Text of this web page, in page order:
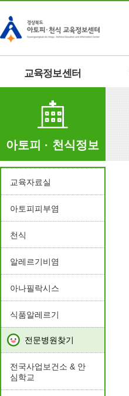
교육정보센터
아토피 · 천식정보
교육자료실
아토피피부염
천식
알레르기비염
아나필락시스
식품알레르기
전문병원찾기
전국사업보건소 & 안
심학교